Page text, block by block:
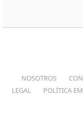
NOSOTROS
LEGAL
POLÍTICA